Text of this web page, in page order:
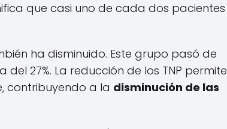
que casi uno de cada dos pacientes
ha disminuido. Este grupo pasó de
27%. La reducción de los TNP permite
contribuyendo a la disminución de las